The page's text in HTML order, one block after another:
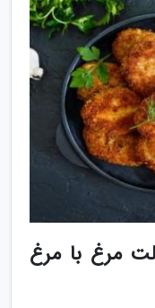
مرغ با مرغ